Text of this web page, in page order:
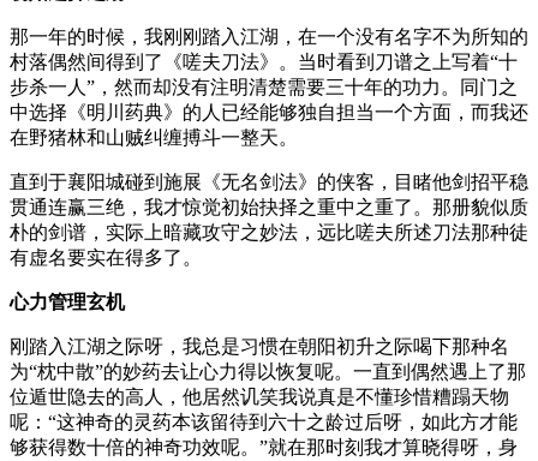
那一年的时候，我刚刚踏入江湖，在一个没有名字不为所知的
村落偶然间得到了《嗟夫刀法》。当时看到刀谱之上写着“十
步杀一人”，然而却没有注明清楚需要三十年的功力。同门之
中选择《明川药典》的人已经能够独自担当一个方面，而我还
在野猪林和山贼纠缠搏斗一整天。
直到于襄阳城碰到施展《无名剑法》的侠客，目睹他剑招平稳
贯通连赢三绝，我才惊觉初始抉择之重中之重了。那册貌似质
朴的剑谱，实际上暗藏攻守之妙法，远比嗟夫所述刀法那种徒
有虚名要实在得多了。
心力管理玄机
刚踏入江湖之际呀，我总是习惯在朝阳初升之际喝下那种名
为“枕中散”的妙药去让心力得以恢复呢。一直到偶然遇上了那
位遁世隐去的高人，他居然讥笑我说真是不懂珍惜糟蹋天物
呢：“这神奇的灵药本该留待到六十之龄过后呀，如此方才能
够获得数十倍的神奇功效呢。”就在那时刻我才算晓得呀，身